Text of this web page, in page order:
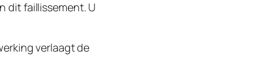
dit faillissement. U
verlaagt de